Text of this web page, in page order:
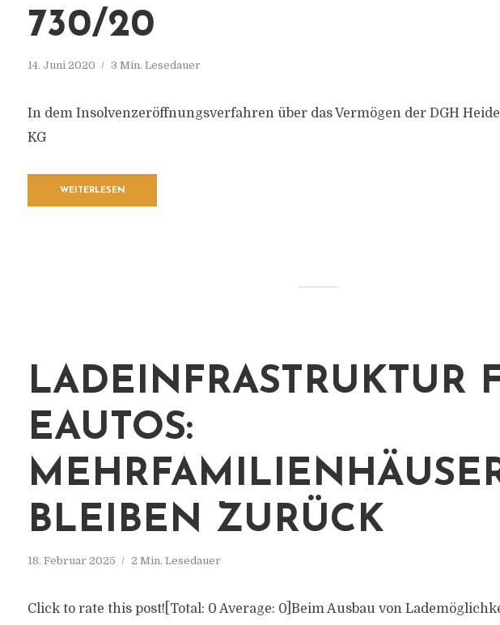
730/20
14. Juni 2020 3 Min. Lesedauer
In dem Insolvenzeröffnungsverfahren über das Vermögen der DGH
KG
WEITERLESEN
LADEINFRASTRUKTUR
EAUTOS:
BLEIBEN ZURÜCK
18. Februar 2025 2 Min. Lesedauer
Click to rate this post![Total: 0 Average: 0]Beim Ausbau von